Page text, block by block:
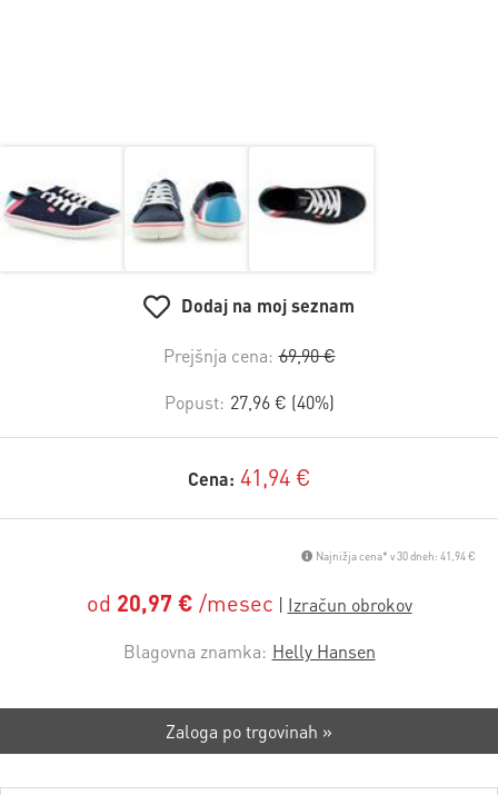
Dodaj na moj seznam
Prejšnja cena: 69,90 €
Popust: 27,96 € (40%)
Cena: 41,94 €
Najnižja cena* v 30 dneh: 41,94 €
od 20,97 € /mesec
Blagovna znamka: Helly Hansen
Zaloga po trgovinah »